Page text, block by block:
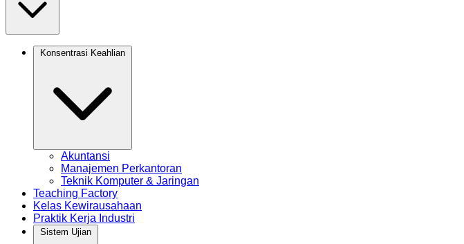
Akuntansi
Manajemen Perkantoran
Teknik Komputer & Jaringan
Teaching Factory
Kelas Kewirausahaan
Praktik Kerja Industri